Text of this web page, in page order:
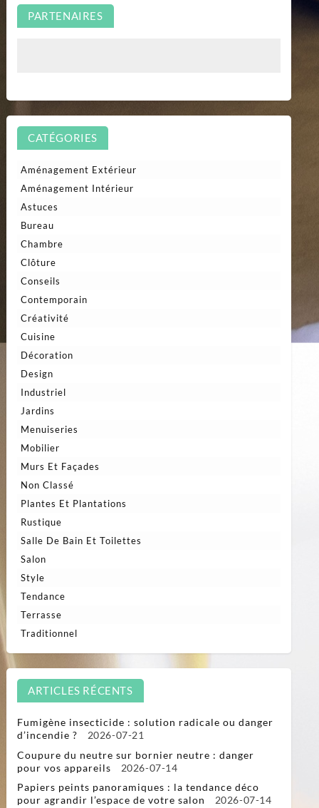
PARTENAIRES
CATÉGORIES
Aménagement Extérieur
Aménagement Intérieur
Astuces
Bureau
Chambre
Clôture
Conseils
Contemporain
Créativité
Cuisine
Décoration
Design
Industriel
Jardins
Menuiseries
Mobilier
Murs Et Façades
Non Classé
Plantes Et Plantations
Rustique
Salle De Bain Et Toilettes
Salon
Style
Tendance
Terrasse
Traditionnel
ARTICLES RÉCENTS
Fumigène insecticide : solution radicale ou danger
d’incendie ?
2026-07-21
Coupure du neutre sur bornier neutre : danger
pour vos appareils
2026-07-14
Papiers peints panoramiques : la tendance déco
pour agrandir l’espace de votre salon
2026-07-14